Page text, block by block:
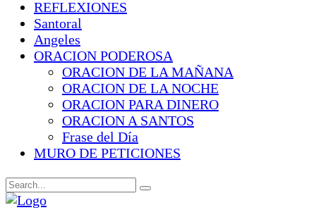
REFLEXIONES
Santoral
Angeles
ORACION PODEROSA
ORACION DE LA MAÑANA
ORACION DE LA NOCHE
ORACION PARA DINERO
ORACION A SANTOS
Frase del Día
MURO DE PETICIONES